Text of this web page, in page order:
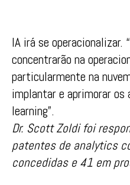
IA irá se
concentrarão na
particularmente na
implantar e aprimorar os
learning”.
Dr. Scott Zoldi foi
patentes de analytics
concedidas e 41 em